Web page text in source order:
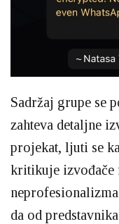
Sadržaj grupe se
zahteva detaljne
projekat, ljuti se
kritikuje izvođače
da od